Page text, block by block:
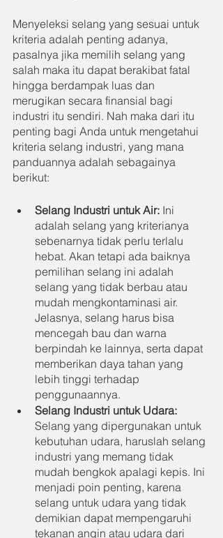
Menyeleksi selang yang sesuai untuk
kriteria adalah penting adanya,
pasalnya jika memilih selang yang
salah maka itu dapat berakibat fatal
hingga berdampak luas dan
merugikan secara finansial bagi
industri itu sendiri. Nah maka dari itu
penting bagi Anda untuk mengetahui
kriteria selang industri, yang mana
panduannya adalah sebagainya
berikut:
Selang Industri untuk Air: Ini
adalah selang yang kriterianya
sebenarnya tidak perlu terlalu
hebat. Akan tetapi ada baiknya
pemilihan selang ini adalah
selang yang tidak berbau atau
mudah mengkontaminasi air.
Jelasnya, selang harus bisa
mencegah bau dan warna
berpindah ke lainnya, serta dapat
memberikan daya tahan yang
lebih tinggi terhadap
penggunaannya.
Selang Industri untuk Udara:
Selang yang dipergunakan untuk
kebutuhan udara, haruslah selang
industri yang memang tidak
mudah bengkok apalagi kepis. Ini
menjadi poin penting, karena
selang untuk udara yang tidak
demikian dapat mempengaruhi
tekanan angin atau udara dari